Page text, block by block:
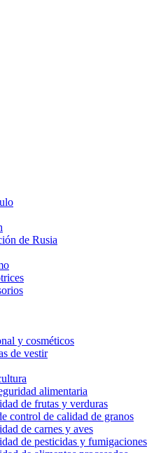
de Rusia
y cosméticos
de vestir
alimentaria
de frutas y verduras
control de calidad de granos
de carnes y aves
de pesticidas y fumigaciones